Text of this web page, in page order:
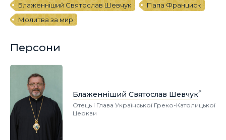
Блаженніший Святослав Шевчук
Папа Франциск
Молитва за мир
Персони
Блаженніший Святослав Шевчук
Отець і Глава Української Греко-Католицької
Церкви